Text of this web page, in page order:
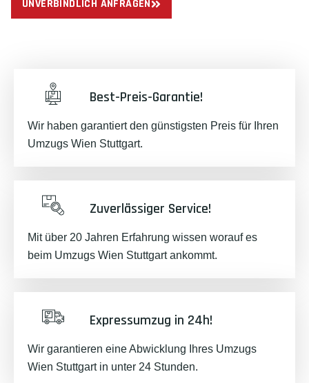
UNVERBINDLICH ANFRAGEN
Best-Preis-Garantie!
Wir haben garantiert den günstigsten Preis für Ihren
Umzugs Wien Stuttgart.
Zuverlässiger Service!
Mit über 20 Jahren Erfahrung wissen worauf es
beim Umzugs Wien Stuttgart ankommt.
Expressumzug in 24h!
Wir garantieren eine Abwicklung Ihres Umzugs
Wien Stuttgart in unter 24 Stunden.